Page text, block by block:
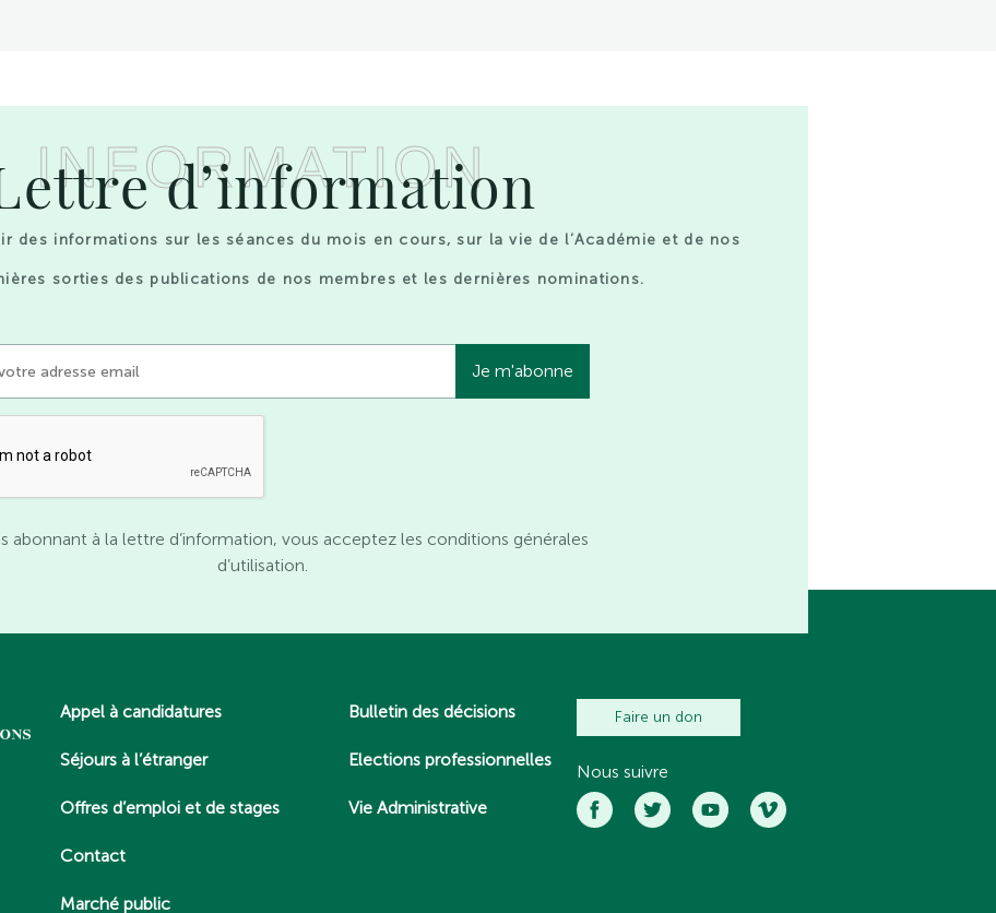
INFORMATION
d’information
des informations sur les séances du mois en cours, sur la vie de l’Académie et de nos
sorties des publications de nos membres et les dernières nominations.
abonnant à la lettre d’information, vous acceptez les conditions générales
d’utilisation.
Appel à candidatures
Séjours à l’étranger
Offres d’emploi et de stages
Contact
Marché public
Bulletin des décisions
Elections professionnelles
Vie Administrative
Faire un don
Nous suivre